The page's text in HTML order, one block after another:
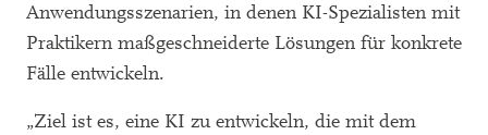
Anwendungsszenarien, in denen KI-Spezialisten mit
Praktikern maßgeschneiderte Lösungen für konkrete
Fälle entwickeln.
„Ziel ist es, eine KI zu entwickeln, die mit dem